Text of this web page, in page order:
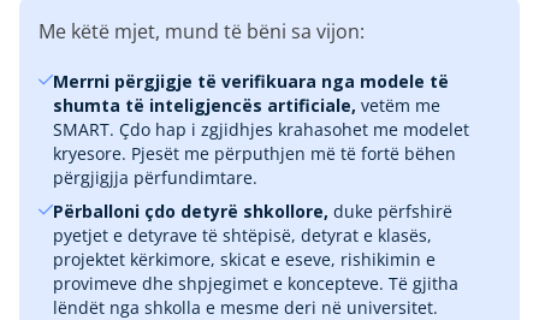
Me këtë mjet, mund të bëni sa vijon:
Merrni përgjigje të verifikuara nga modele të
shumta të inteligjencës artificiale, vetëm me
SMART. Çdo hap i zgjidhjes krahasohet me modelet
kryesore. Pjesët me përputhjen më të fortë bëhen
përgjigjja përfundimtare.
Përballoni çdo detyrë shkollore, duke përfshirë
pyetjet e detyrave të shtëpisë, detyrat e klasës,
projektet kërkimore, skicat e eseve, rishikimin e
provimeve dhe shpjegimet e koncepteve. Të gjitha
lëndët nga shkolla e mesme deri në universitet.